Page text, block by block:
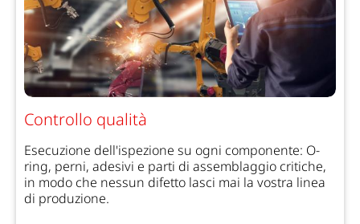
Controllo qualità
Esecuzione dell'ispezione su ogni componente: O-
ring, perni, adesivi e parti di assemblaggio critiche,
in modo che nessun difetto lasci mai la vostra linea
di produzione.